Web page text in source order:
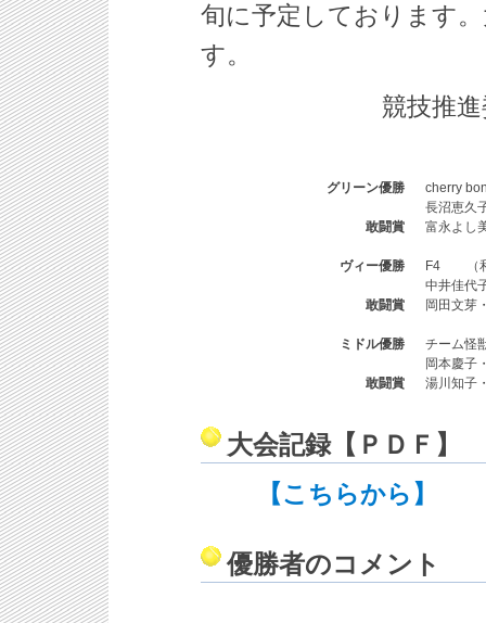
旬に予定しております
す。
競技推
グリーン優勝
cherry
長沼恵久
敢闘賞
富永よし
ヴィー優勝
F4 （
中井佳代
敢闘賞
岡田文芽
ミドル優勝
チーム怪
岡本慶子
敢闘賞
湯川知子
大会記録【ＰＤＦ】
【こちらから】
優勝者のコメント